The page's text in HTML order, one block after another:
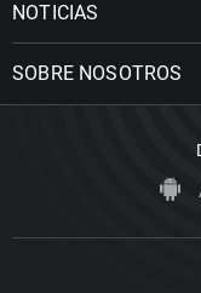
NOTICIAS
SOBRE NOSOTROS